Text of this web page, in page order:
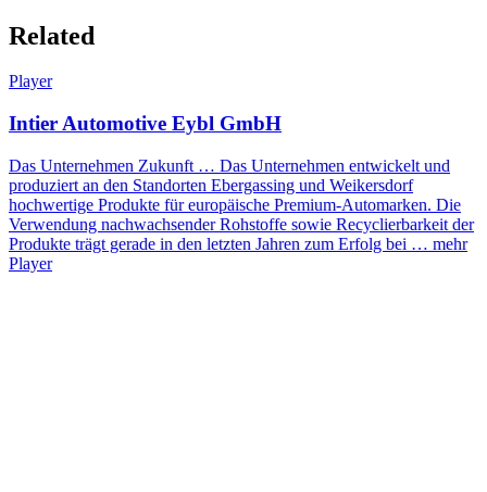
Related
Player
Intier Automotive Eybl GmbH
Das Unternehmen Zukunft … Das Unternehmen entwickelt und
produziert an den Standorten Ebergassing und Weikersdorf
hochwertige Produkte für europäische Premium-Automarken. Die
Verwendung nachwachsender Rohstoffe sowie Recyclierbarkeit der
Produkte trägt gerade in den letzten Jahren zum Erfolg bei … mehr
Player